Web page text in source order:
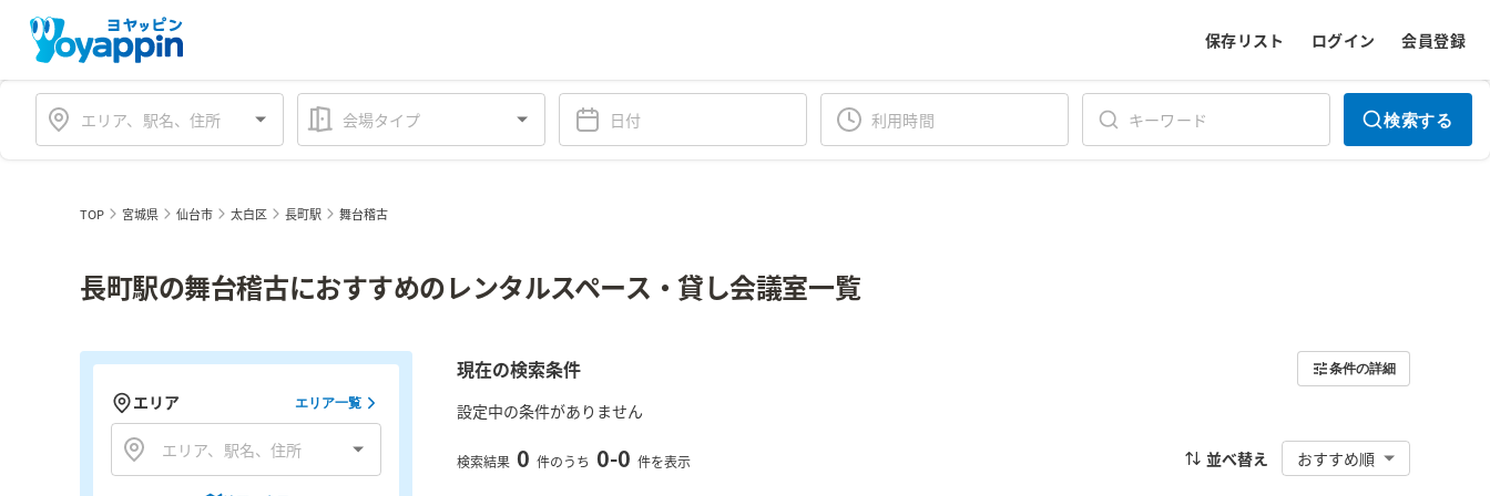
保存リスト ログイン 会員登録
会場タイプ 検索する
TOP 宮城県 仙台市 太白区 長町駅 舞台稽古
長町駅の舞台稽古におすすめのレンタルスペース・貸し会議室一覧
現在の検索条件 条件の詳細
設定中の条件がありません
検索結果 0 件のうち 0-0 件を表示 並べ替え おすすめ順
エリア エリア一覧